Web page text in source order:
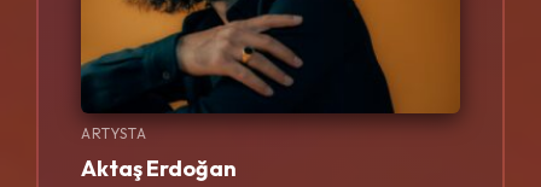
ARTYSTA
Aktaş Erdoğan